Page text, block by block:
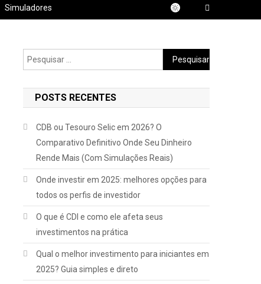
Simuladores
Pesquisar
por:
POSTS RECENTES
CDB ou Tesouro Selic em 2026? O
Comparativo Definitivo Onde Seu Dinheiro
Rende Mais (Com Simulações Reais)
Onde investir em 2025: melhores opções para
todos os perfis de investidor
O que é CDI e como ele afeta seus
investimentos na prática
Qual o melhor investimento para iniciantes em
2025? Guia simples e direto